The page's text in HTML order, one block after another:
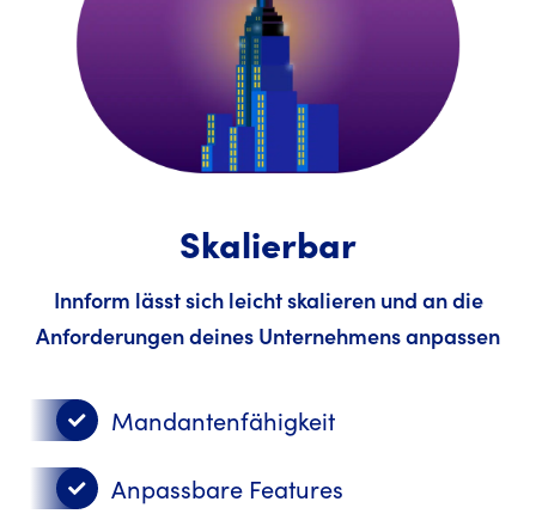
Skalierbar
Innform lässt sich leicht skalieren und an die
Anforderungen deines Unternehmens anpassen
Mandantenfähigkeit
Anpassbare Features